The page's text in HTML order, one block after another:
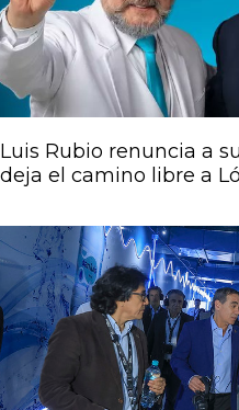
Luis Rubio renuncia a
deja el camino libre a